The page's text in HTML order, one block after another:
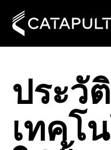
ประวั
เทคโ